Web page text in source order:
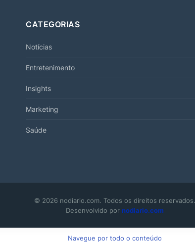
CATEGORIAS
Notícias
Entretenimento
Insights
Marketing
Saúde
© 2026 nodiario.com. Todos os direitos reservados.
Desenvolvido por nodiario.com
Navegue por todo o conteúdo